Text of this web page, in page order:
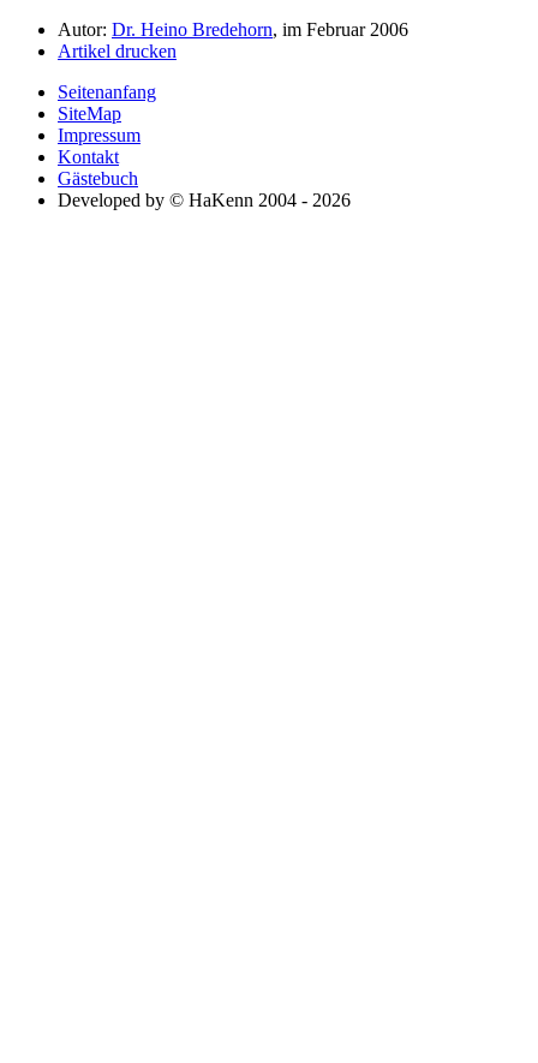
Autor: Dr. Heino Bredehorn, im Februar 2006
Artikel drucken
Seitenanfang
SiteMap
Impressum
Kontakt
Gästebuch
Developed by © HaKenn 2004 - 2026